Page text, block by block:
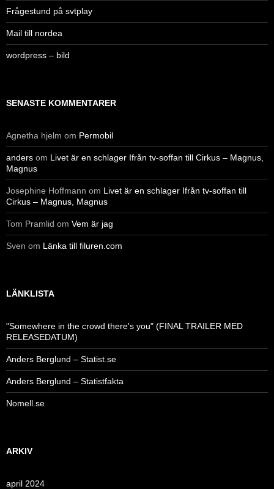
Frågestund på svtplay
Mail till nordea
wordpress – bild
SENASTE KOMMENTARER
Agnetha hjelm om Permobil
anders om Livet är en schlager Ifrån tv-soffan till Cirkus – Magnus,
Magnus
Josephine Hoffmann om Livet är en schlager Ifrån tv-soffan till
Cirkus – Magnus, Magnus
Tom Pramlid om Vem är jag
Sven om Länka till filuren.com
LÄNKLISTA
"Somewhere in the crowd there's you" (FINAL TRAILER MED
RELEASEDATUM)
Anders Berglund – Statist.se
Anders Berglund – Statistfakta
Nomell.se
ARKIV
april 2024